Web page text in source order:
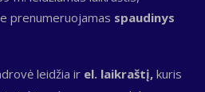
prenumeruojamas spaudinys
leidžia ir el. laikraštį, kuris